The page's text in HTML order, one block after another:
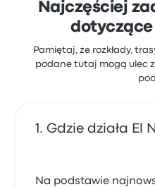
Najczęściej
dotyczące
Pamiętaj, że rozkłady,
podane tutaj mogą ulec
Gdzie działa El
Na podstawie